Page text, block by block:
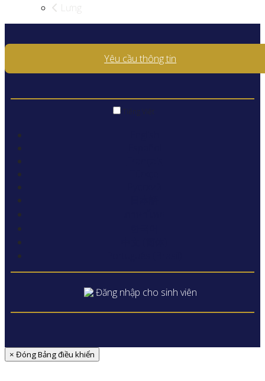
Lưng
Yêu cầu thông tin
Tiếng Việt
Đăng nhập cho sinh viên
× Đóng Bảng điều khiển